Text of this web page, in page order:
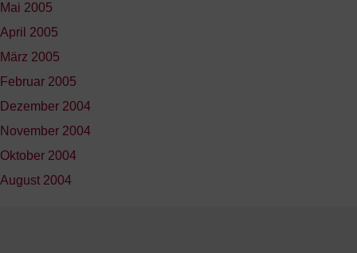
Mai 2005
April 2005
März 2005
Februar 2005
Dezember 2004
November 2004
Oktober 2004
August 2004